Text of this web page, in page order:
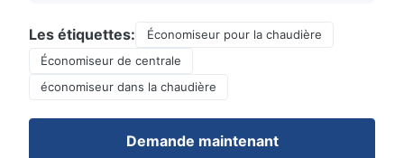
Les étiquettes:
Économiseur pour la chaudière
Économiseur de centrale
économiseur dans la chaudière
Demande maintenant